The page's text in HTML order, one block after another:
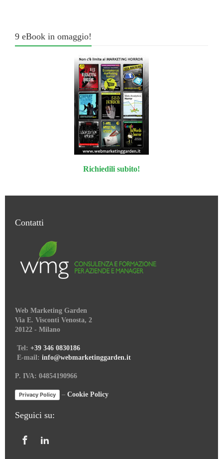
9 eBook in omaggio!
Richiedili subito!
Contatti
Web Marketing Garden
Via E. Visconti Venosta, 2
20122 - Milano
Tel: +39 346 0830186
E-mail: info@webmarketinggarden.it
P. IVA: 04854190966
Privacy Policy – Cookie Policy
Seguici su: